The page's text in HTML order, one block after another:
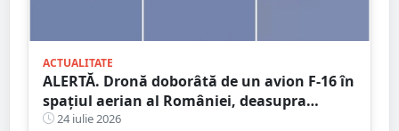
ACTUALITATE
ALERTĂ. Dronă doborâtă de un avion F-16 în
spațiul aerian al României, deasupra
județului Buzău
24 iulie 2026